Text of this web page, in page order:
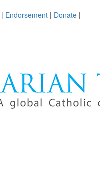
| Endorsement | Donate |